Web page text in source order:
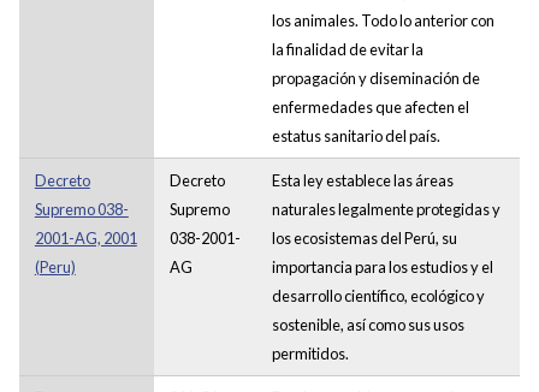
los animales. Todo lo anterior con
la finalidad de evitar la
propagación y diseminación de
enfermedades que afecten el
estatus sanitario del país.
Decreto
Supremo 038-
2001-AG, 2001
(Peru)
Decreto
Supremo
038-2001-
AG
Esta ley establece las áreas
naturales legalmente protegidas y
los ecosistemas del Perú, su
importancia para los estudios y el
desarrollo científico, ecológico y
sostenible, así como sus usos
permitidos.